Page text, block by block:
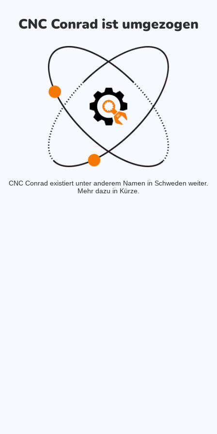
CNC Conrad ist umgezogen
CNC Conrad existiert unter anderem Namen in Schweden weiter.
Mehr dazu in Kürze.